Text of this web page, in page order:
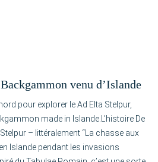
venu d’Islande
pour explorer le Ad Elta Stelpur,
made in Islande.L’histoire De
Stelpur – littéralement “La chasse aux
Islande pendant les invasions